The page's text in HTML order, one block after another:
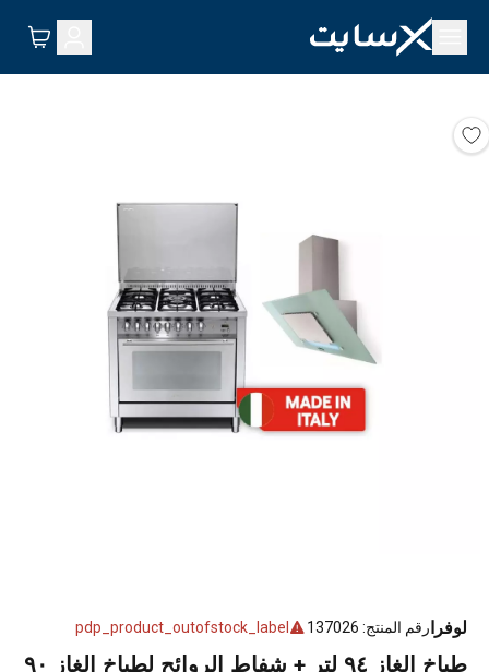
لوفرارقم المنتج:
137026
pdp_product_outofstock_label
طباخ الغاز ٩٤ لتر + شفاط الروائح لطباخ الغاز ٩٠